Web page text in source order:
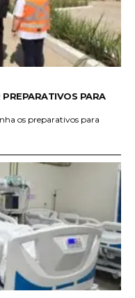
PARA
os preparativos para